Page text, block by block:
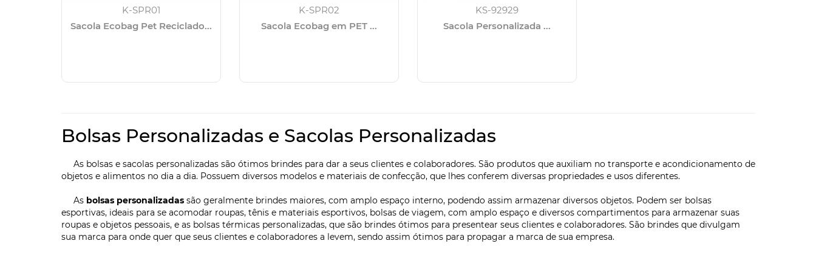
K-SPR01
Sacola Ecobag Pet Reciclado...
K-SPR02
Sacola Ecobag em PET ...
KS-92929
Sacola Personalizada ...
Bolsas Personalizadas e Sacolas Personalizadas
As bolsas e sacolas personalizadas são ótimos brindes para dar a seus clientes e colaboradores. São produtos que auxiliam no transporte e acondicionamento de
objetos e alimentos no dia a dia. Possuem diversos modelos e materiais de confecção, que lhes conferem diversas propriedades e usos diferentes.
As bolsas personalizadassão geralmente brindes maiores, com amplo espaço interno, podendo assim armazenar diversos objetos. Podem ser bolsas
esportivas, ideais para se acomodar roupas, tênis e materiais esportivos, bolsas de viagem, com amplo espaço e diversos compartimentos para armazenar suas
roupas e objetos pessoais, e as bolsas térmicas personalizadas, que são brindes ótimos para presentear seus clientes e colaboradores. São brindes que divulgam
sua marca para onde quer que seus clientes e colaboradores a levem, sendo assim ótimos para propagar a marca de sua empresa.